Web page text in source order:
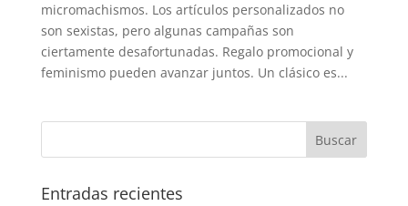
micromachismos. Los artículos personalizados no
son sexistas, pero algunas campañas son
ciertamente desafortunadas. Regalo promocional y
feminismo pueden avanzar juntos. Un clásico es...
Entradas recientes